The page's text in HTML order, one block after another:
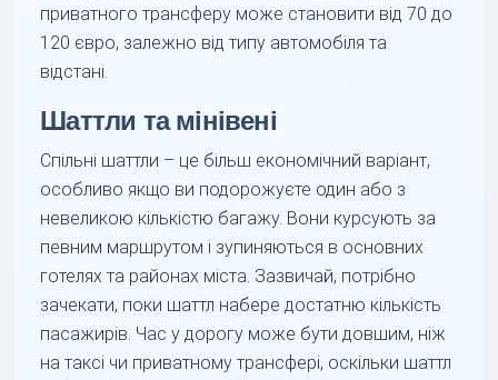
приватного трансферу може становити від 70 до
120 євро, залежно від типу автомобіля та
відстані.
Шаттли та мінівені
Спільні шаттли – це більш економічний варіант,
особливо якщо ви подорожуєте один або з
невеликою кількістю багажу. Вони курсують за
певним маршрутом і зупиняються в основних
готелях та районах міста. Зазвичай, потрібно
зачекати, поки шаттл набере достатню кількість
пасажирів. Час у дорогу може бути довшим, ніж
на таксі чи приватному трансфері, оскільки шаттл